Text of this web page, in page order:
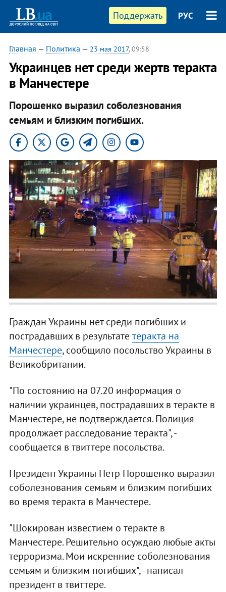
Поддержать РУС
Главная — Политика — 23 мая 2017, 09:58
Украинцев нет среди жертв теракта
в Манчестере
Порошенко выразил соболезнования
семьям и близким погибших.
Граждан Украины нет среди погибших и
пострадавших в результатетеракта на
Манчестере, сообщило посольство Украины в
Великобритании.
"По состоянию на 07.20 информация о
наличии украинцев, пострадавших в теракте в
Манчестере, не подтверждается. Полиция
продолжает расследование теракта", -
сообщается в твиттере посольства.
Президент Украины Петр Порошенко выразил
соболезнования семьям и близким погибших
во время теракта в Манчестере.
"Шокирован известием о теракте в
Манчестере. Решительно осуждаю любые акты
терроризма. Мои искренние соболезнования
семьям и близким погибших", - написал
президент в твиттере.